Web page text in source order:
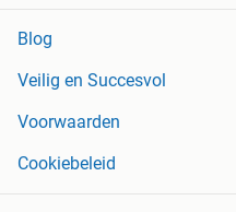
Blog
Veilig en Succesvol
Voorwaarden
Cookiebeleid